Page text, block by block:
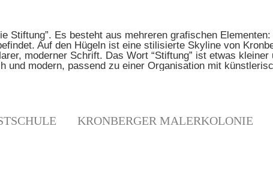
KRONBERGER MALERKOLONIE